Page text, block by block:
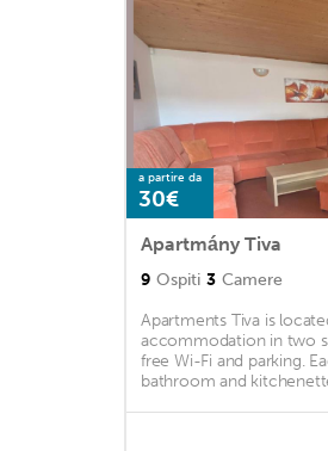
a partire da
30€
Apartmány Tiva
9 Ospiti 3 Camere
Apartments Tiva is
accommodation in two
free Wi-Fi and parking.
bathroom and